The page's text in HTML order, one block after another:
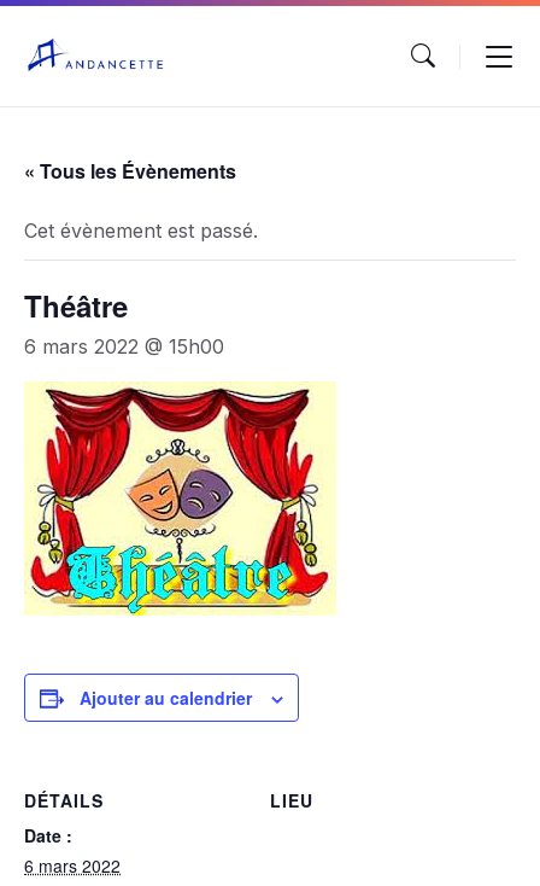
« Tous les Évènements
Cet évènement est passé.
Théâtre
6 mars 2022 @ 15h00
Ajouter au calendrier
DÉTAILS
Date :
6 mars 2022
LIEU